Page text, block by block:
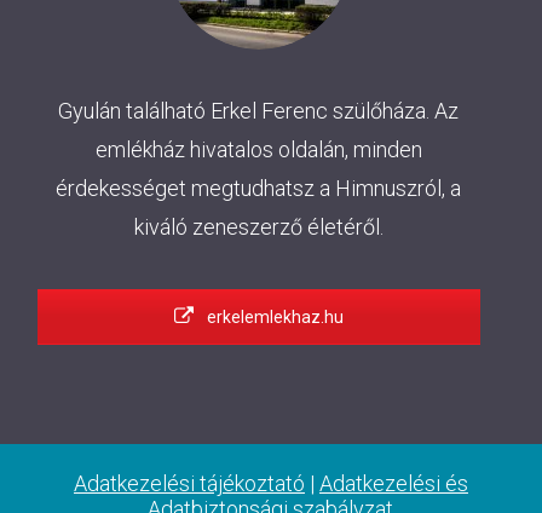
Gyulán található Erkel Ferenc szülőháza. Az
emlékház hivatalos oldalán, minden
érdekességet megtudhatsz a Himnuszról, a
kiváló zeneszerző életéről.
erkelemlekhaz.hu
Adatkezelési tájékoztató | Adatkezelési és